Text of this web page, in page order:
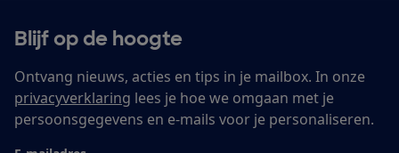
Blijf op de hoogte
Ontvang nieuws, acties en tips in je mailbox. In onze
privacyverklaring lees je hoe we omgaan met je
persoonsgegevens en e-mails voor je personaliseren.